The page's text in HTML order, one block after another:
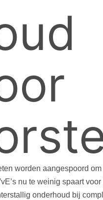
worden aangespoord
nu te weinig spaart
onderhoud bij